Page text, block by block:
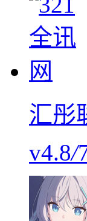
汇彤
v4.8/